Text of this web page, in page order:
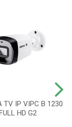
TV IP VIPC B 1230
HD G2